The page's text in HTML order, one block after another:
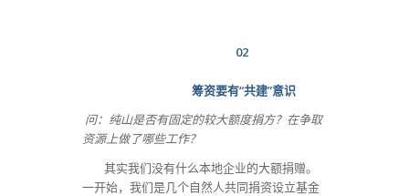
02
筹资要有“共建”意识
问：纯山是否有固定的较大额度捐方？在争取
资源上做了哪些工作？
其实我们没有什么本地企业的大额捐赠。
一开始，我们是几个自然人共同捐资设立基金